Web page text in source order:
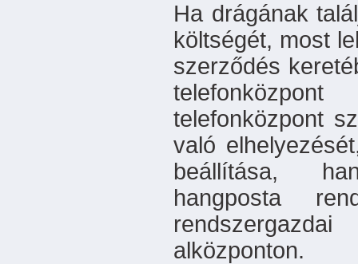
Ha drágának
költségét, most
szerződés
telefonközpont
való
beállítása,
hangposta
alközponton.